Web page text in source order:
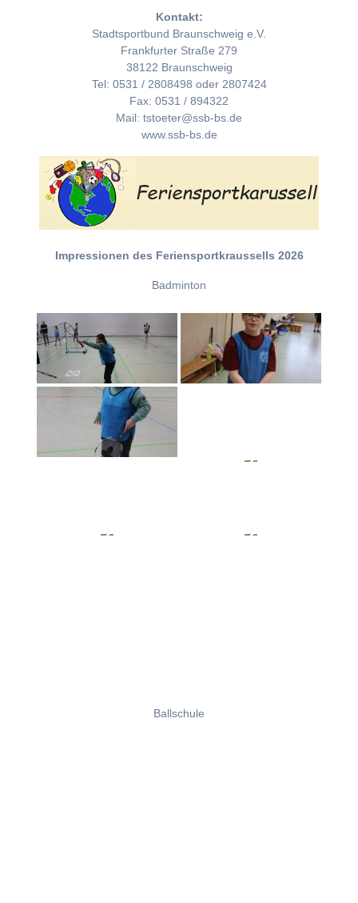
Kontakt:
Stadtsportbund Braunschweig e.V.
Frankfurter Straße 279
38122 Braunschweig
Tel: 0531 / 2808498 oder 2807424
Fax: 0531 / 894322
Mail: tstoeter@ssb-bs.de
www.ssb-bs.de
Impressionen des Feriensportkraussells 2026
Badminton
Ballschule